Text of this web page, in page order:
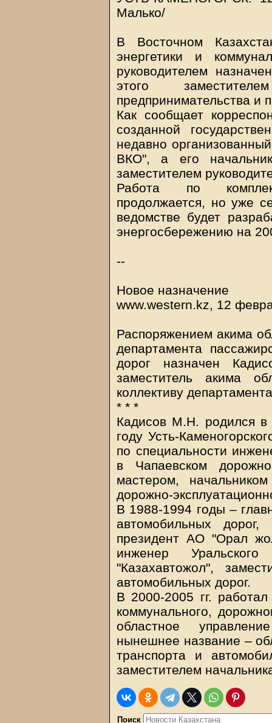
Малько/
В Восточном
энергетики и
руководителем
этого
предпринимательства
Как сообщает
созданной
недавно
ВКО", а его
заместителем
Работа по
продолжается, но уже
ведомстве будет
энергосбережению на
--
Новое назначение
www.western.kz, 12
Распоряжением акима
департамента
дорог назначен
заместитель акима
коллективу
* * *
Кадисов М.Н. родился в
году Усть-
по специальности
в Чапаевском
мастером,
дорожно-
В 1988-1994 годы –
автомобильных
президент АО "Орал
инженер
"Казахавтожол",
автомобильных дорог.
В 2000-2005 гг.
коммунального,
областное
нынешнее название –
транспорта и
заместителем
Поиск